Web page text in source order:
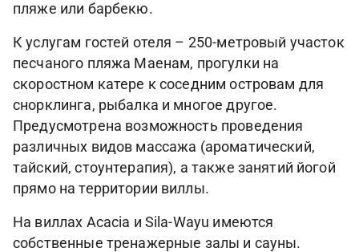
пляже или барбекю.
К услугам гостей отеля – 250-метровый участок
песчаного пляжа Маенам, прогулки на
скоростном катере к соседним островам для
снорклинга, рыбалка и многое другое.
Предусмотрена возможность проведения
различных видов массажа (ароматический,
тайский, стоунтерапия), а также занятий йогой
прямо на территории виллы.
На виллах Acacia и Sila-Wayu имеются
собственные тренажерные залы и сауны.